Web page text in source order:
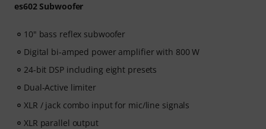
es602 Subwoofer
10" bass reflex subwoofer
Digital bi-amped power amplifier with 800 W
24-bit DSP including eight presets
Dual-Active limiter
XLR / jack combo input for mic/line signals
XLR parallel output